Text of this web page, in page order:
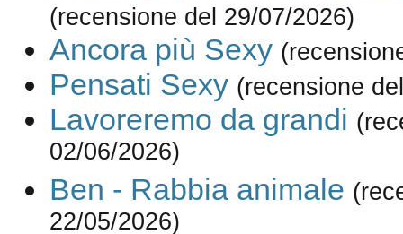
(recensione del 29/07/2026)
Ancora più Sexy
Pensati Sexy (recensione
Lavoreremo da grandi
02/06/2026)
Ben - Rabbia animale
22/05/2026)